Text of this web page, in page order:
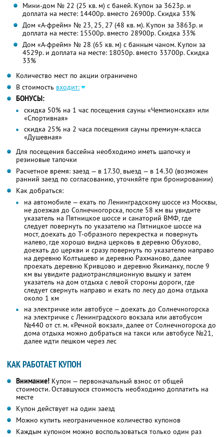
Мини-дом № 22 (25 кв. м) с баней. Купон за 3623р. и
доплата на месте: 14400р. вместо 26900р. Скидка 33%
Дом «А-фрейм» № 23, 25, 27 (48 кв. м). Купон за 3863р. и
доплата на месте: 15500р. вместо 28900р. Скидка 33%
Дом «А-фрейм» № 28 (65 кв. м) с банным чаном. Купон за
4529р. и доплата на месте: 18050р. вместо 33700р. Скидка
33%
Количество мест по акции ограничено
В стоимость входит:
БОНУСЫ:
скидка 50% на 1 час посещения сауны «Чемпионская» или
«Спортивная»
скидка 25% на 2 часа посещения сауны премиум-класса
«Душевная»
Для посещения бассейна необходимо иметь шапочку и
резиновые тапочки
Расчетное время: заезд — в 17.30, выезд — в 14.30 (возможен
ранний заезд по согласованию, уточняйте при бронировании)
Как добраться:
на автомобиле — ехать по Ленинградскому шоссе из Москвы,
не доезжая до Солнечногорска, после 58 км вы увидите
указатель на Пятницкое шоссе и санаторий ВМФ, где
следует повернуть по указателю на Пятницкое шоссе на
мост, доехать до Т-образного перекрестка и повернуть
налево, где хорошо видна церковь в деревню Обухово,
доехать до церкви и сразу повернуть по указателю направо
на деревню Колтышево и деревню Рахманово, далее
проехать деревню Кривцово и деревню Якиманку, после 9
км вы увидите радиотрансляционную вышку и затем
указатель на дом отдыха с левой стороны дороги, где
следует свернуть направо и ехать по лесу до дома отдыха
около 1 км
на электричке или автобусе — доехать до Солнечногорска
на электричке с Ленинградского вокзала или автобусом
№440 от ст. м. «Речной вокзал», далее от Солнечногорска до
дома отдыха можно добраться на такси или автобусе №21,
далее идти пешком через лес
КАК РАБОТАЕТ КУПОН
Внимание! Купон — первоначальный взнос от общей
стоимости. Оставшуюся стоимость необходимо доплатить на
месте
Купон действует на один заезд
Можно купить неограниченное количество купонов
Каждым купоном можно воспользоваться только один раз